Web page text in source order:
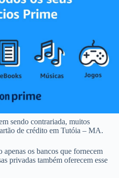
sendo contrariada, muitos
de crédito em Tutóia – MA.
apenas os bancos que fornecem
privadas também oferecem esse